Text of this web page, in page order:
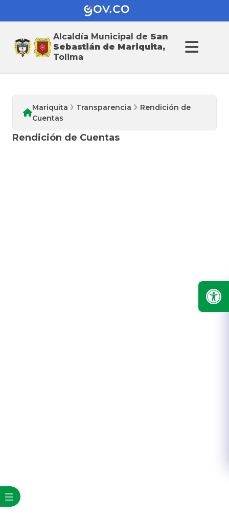
Alcaldía Municipal de San
Sebastián de Mariquita,
Tolima
Transparencia
Mariquita Transparencia
Rendición de
Cuentas
Rendición de Cuentas